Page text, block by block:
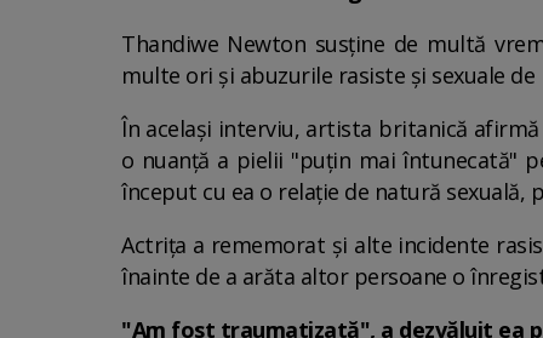
Thandiwe Newton susţine de multă
multe ori şi abuzurile rasiste şi sexuale de
În acelaşi interviu, artista britanică
o nuanţă a pielii "puţin mai întunecată"
început cu ea o relaţie de natură sexuală,
Actriţa a rememorat şi alte incidente
înainte de a arăta altor persoane o
"Am fost traumatizată", a dezvăluit ea